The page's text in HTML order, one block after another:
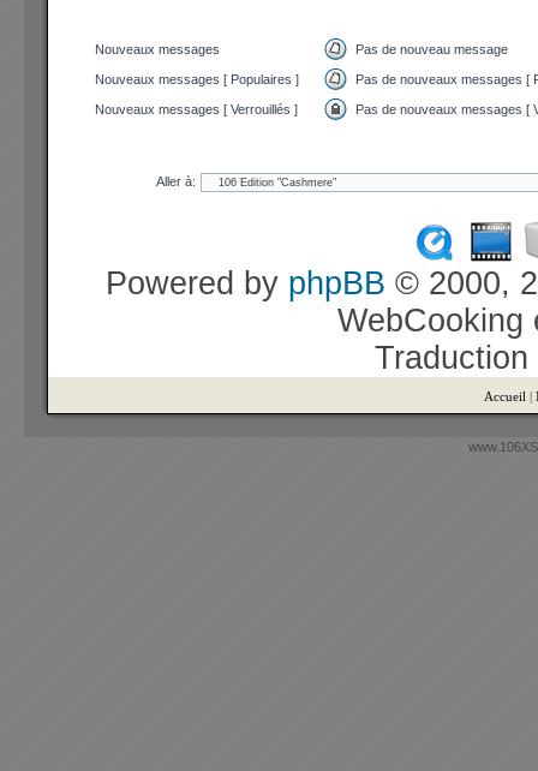
Nouveaux messages Pas de nouveau message
Nouveaux messages [ Populaires ] Pas de nouveaux messages [
Nouveaux messages [ Verrouillés ] Pas de nouveaux messages [
Aller à:
Powered by phpBB © 2000,
Accueil |